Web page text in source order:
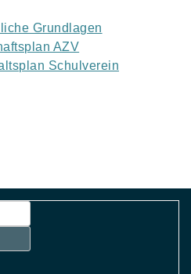
Grundlagen
AZV
Schulverein